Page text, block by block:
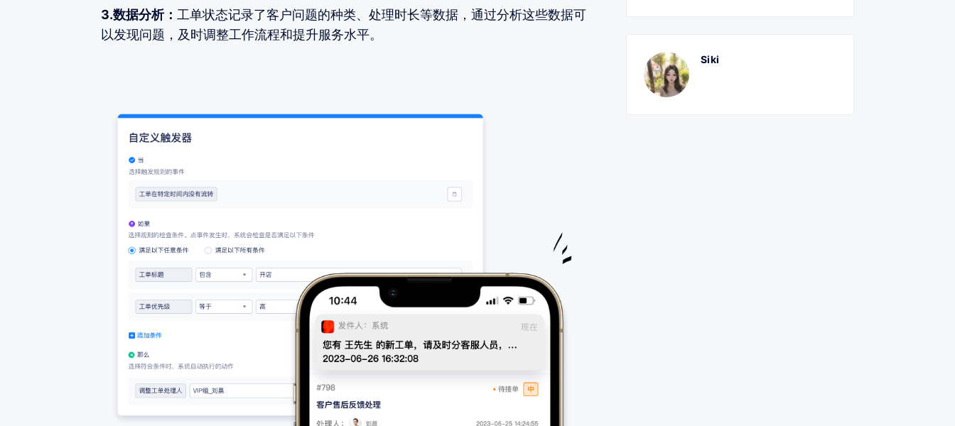
3.数据分析： 工单状态记录了客户问题的种类、处理时长等数据，通过分析这些数据可
以发现问题，及时调整工作流程和提升服务水平。
Siki